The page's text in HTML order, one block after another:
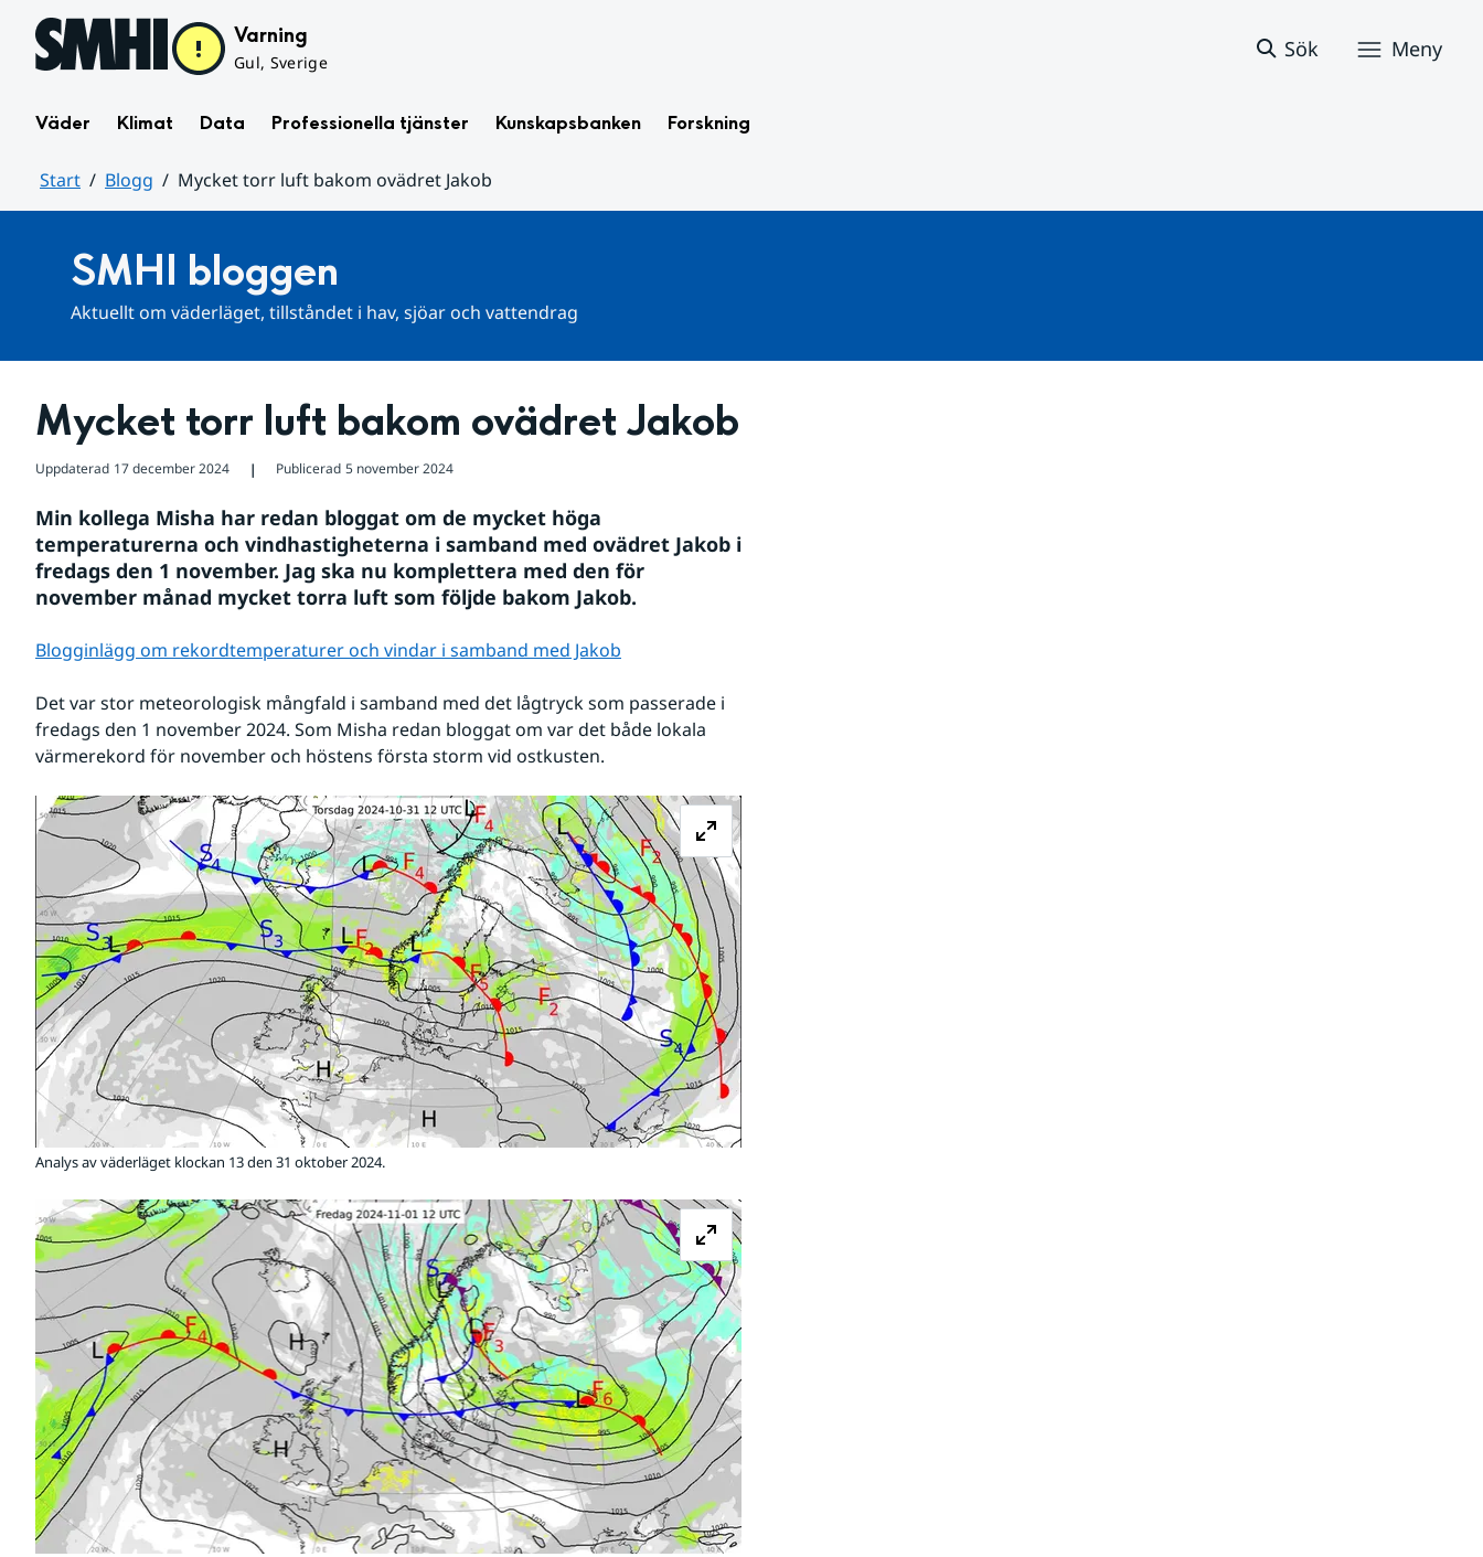
Hoppa till sidans innehåll Varning
Gul, Sverige
Sök Meny
Väder Klimat Data Professionella tjänster Kunskapsbanken Forskning
Start Blogg
Mycket torr luft bakom ovädret Jakob
SMHI bloggen
Aktuellt om väderläget, tillståndet i hav, sjöar och vattendrag
Mycket torr luft bakom ovädret Jakob
Uppdaterad 17 december 2024 ❘ Publicerad 5 november 2024
Min kollega Misha har redan bloggat om de mycket höga
temperaturerna och vindhastigheterna i samband med ovädret Jakob i
fredags den 1 november. Jag ska nu komplettera med den för
november månad mycket torra luft som följde bakom Jakob.
Blogginlägg om rekordtemperaturer och vindar i samband med Jakob
Det var stor meteorologisk mångfald i samband med det lågtryck som passerade i
fredags den 1 november 2024. Som Misha redan bloggat om var det både lokala
värmerekord för november och höstens första storm vid ostkusten.
Förstora bilden
Analys av väderläget klockan 13 den 31 oktober 2024.
Förstora bilden